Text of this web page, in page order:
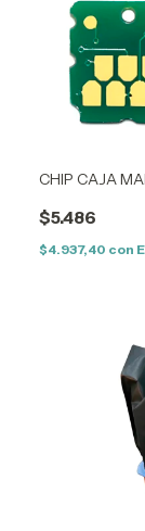
CHIP CAJA
$5.486
$4.937,40 con